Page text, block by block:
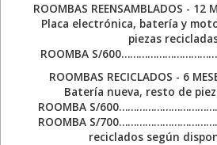
ROOMBAS REENSAMBLADOS - 12
Placa electrónica, batería y
piezas
ROOMBA S/
ROOMBAS RECICLADOS - 6
Batería nueva, resto de
ROOMBA S/
ROOMBA S/
reciclados según